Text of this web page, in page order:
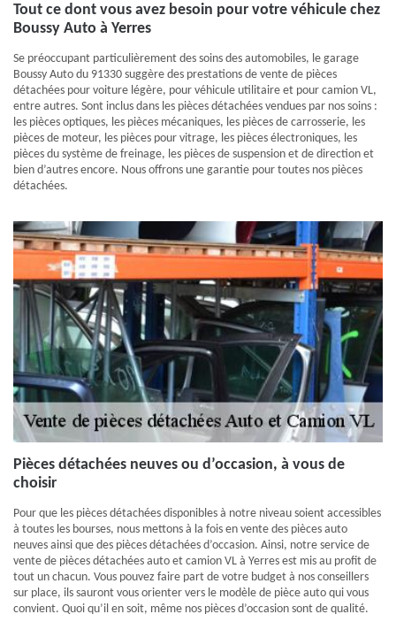
Tout ce dont vous avez besoin pour votre véhicule chez
Boussy Auto à Yerres
Se préoccupant particulièrement des soins des automobiles, le garage
Boussy Auto du 91330 suggère des prestations de vente de pièces
détachées pour voiture légère, pour véhicule utilitaire et pour camion VL,
entre autres. Sont inclus dans les pièces détachées vendues par nos soins :
les pièces optiques, les pièces mécaniques, les pièces de carrosserie, les
pièces de moteur, les pièces pour vitrage, les pièces électroniques, les
pièces du système de freinage, les pièces de suspension et de direction et
bien d’autres encore. Nous offrons une garantie pour toutes nos pièces
détachées.
Pièces détachées neuves ou d’occasion, à vous de
choisir
Pour que les pièces détachées disponibles à notre niveau soient accessibles
à toutes les bourses, nous mettons à la fois en vente des pièces auto
neuves ainsi que des pièces détachées d’occasion. Ainsi, notre service de
vente de pièces détachées auto et camion VL à Yerres est mis au profit de
tout un chacun. Vous pouvez faire part de votre budget à nos conseillers
sur place, ils sauront vous orienter vers le modèle de pièce auto qui vous
convient. Quoi qu’il en soit, même nos pièces d’occasion sont de qualité.